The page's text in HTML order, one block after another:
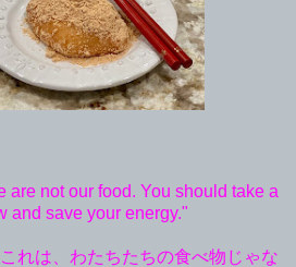
are not our food. You should take a
and save your energy."
れは、わたちたちの食べ物じゃな